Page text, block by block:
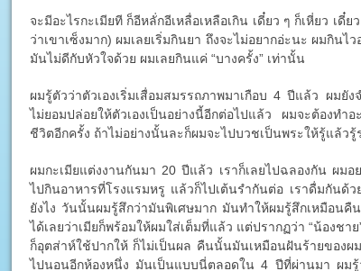
จะมีอะไรกะเมียที ก็อีหลั่กอีเหลื่อเหลือเกิน เดี๋ยว ๆ ก็เหี่ยว เดี๋
ว่าเขาเซ็งมาก) ผมเลยเริ่มกินยา ถึงจะไม่อยากอ่ะนะ ผมกิน
มันไม่ดีกับหัวใจด้วย ผมเลยกินแค่ “บางครั้ง” เท่านั้น
ผมรู้ตัวว่าตัวเองเริ่มเสื่อมสมรรถภาพมาเกือบ 4 ปีแล้ว ผม
ไม่ยอมปล่อยให้ตัวเองเป็นอย่างนี้อีกต่อไปแล้ว ผมจะต้องทำ
ชีวิตอีกครั้ง ถ้าไม่อย่างนั้นละก็ผมจะไปบวชเป็นพระให้รู้แล้วรู้
ผมกะเมียแต่งงานกันมา 20 ปีแล้ว เราก็เลยไปฉลองกัน ผม
ไปกินอาหารที่โรงแรมหรู แล้วก็ไปเต้นรำกันต่อ เราดื่มกันด้
ยังไง วันนั้นผมรู้สึกว่ามันพิเศษมาก มันทำให้ผมรู้สึกเหมือนคื
ได้เลยว่าเมียก็พร้อมให้ผมใส่เต็มที่แล้ว แต่ปรากฏว่า “น้องช
ก็อุตส่าห์ใช้ปากให้ ก็ไม่เป็นผล คืนนั้นมันเหมือนฝันร้ายของผ
ไปนอนอีกห้องหนึ่ง มันเป็นแบบนี่ตลอดใน 4 ปีที่ผ่านมา ผมรู้